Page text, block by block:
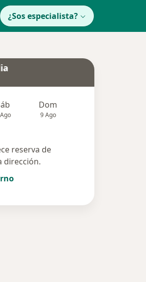
¿Sos especialista?
Dom
9 Ago
reserva de
dirección.